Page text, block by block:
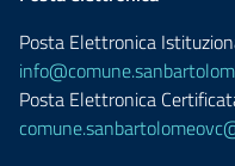
Posta Elettronica
Posta Elettronica